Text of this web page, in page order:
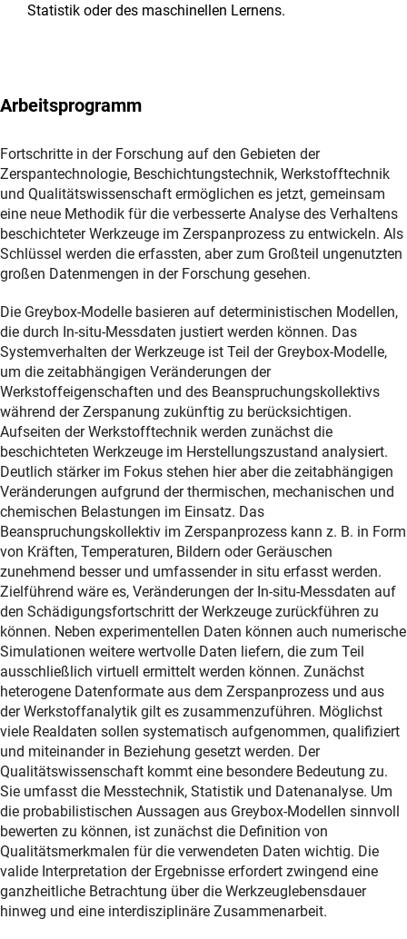
Statistik oder des maschinellen Lernens.
Arbeitsprogramm
Fortschritte in der Forschung auf den Gebieten der
Zerspantechnologie, Beschichtungstechnik, Werkstofftechnik
und Qualitätswissenschaft ermöglichen es jetzt, gemeinsam
eine neue Methodik für die verbesserte Analyse des Verhaltens
beschichteter Werkzeuge im Zerspanprozess zu entwickeln. Als
Schlüssel werden die erfassten, aber zum Großteil ungenutzten
großen Datenmengen in der Forschung gesehen.
Die Greybox-Modelle basieren auf deterministischen Modellen,
die durch In-situ-Messdaten justiert werden können. Das
Systemverhalten der Werkzeuge ist Teil der Greybox-Modelle,
um die zeitabhängigen Veränderungen der
Werkstoffeigenschaften und des Beanspruchungskollektivs
während der Zerspanung zukünftig zu berücksichtigen.
Aufseiten der Werkstofftechnik werden zunächst die
beschichteten Werkzeuge im Herstellungszustand analysiert.
Deutlich stärker im Fokus stehen hier aber die zeitabhängigen
Veränderungen aufgrund der thermischen, mechanischen und
chemischen Belastungen im Einsatz. Das
Beanspruchungskollektiv im Zerspanprozess kann z. B. in Form
von Kräften, Temperaturen, Bildern oder Geräuschen
zunehmend besser und umfassender in situ erfasst werden.
Zielführend wäre es, Veränderungen der In-situ-Messdaten auf
den Schädigungsfortschritt der Werkzeuge zurückführen zu
können. Neben experimentellen Daten können auch numerische
Simulationen weitere wertvolle Daten liefern, die zum Teil
ausschließlich virtuell ermittelt werden können. Zunächst
heterogene Datenformate aus dem Zerspanprozess und aus
der Werkstoffanalytik gilt es zusammenzuführen. Möglichst
viele Realdaten sollen systematisch aufgenommen, qualifiziert
und miteinander in Beziehung gesetzt werden. Der
Qualitätswissenschaft kommt eine besondere Bedeutung zu.
Sie umfasst die Messtechnik, Statistik und Datenanalyse. Um
die probabilistischen Aussagen aus Greybox-Modellen sinnvoll
bewerten zu können, ist zunächst die Definition von
Qualitätsmerkmalen für die verwendeten Daten wichtig. Die
valide Interpretation der Ergebnisse erfordert zwingend eine
ganzheitliche Betrachtung über die Werkzeuglebensdauer
hinweg und eine interdisziplinäre Zusammenarbeit.